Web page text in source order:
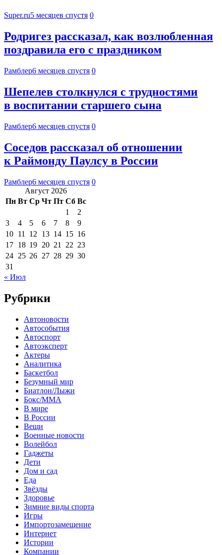
Super.ru5 месяцев спустя 0
Родригез рассказал, как возлюбленная
поздравила его с праздником
Рамблер6 месяцев спустя 0
Шепелев столкнулся с трудностями
в воспитании старшего сына
Рамблер6 месяцев спустя 0
Соседов рассказал об отношении
к Раймонду Паулсу в России
Рамблер6 месяцев спустя 0
Август 2026
Пн Вт Ср Чт Пт Сб Вс
1
2
3
4 5 6 7 8
9
10 11 12 13 14 15 16
17 18 19 20 21 22 23
24 25 26 27 28 29 30
31
« Июл
Рубрики
Автоновости
Автособытия
Автоспорт
Автоэксперт
Актеры
Аналитика
Баскетбол
Безумный мир
Биатлон/Лыжи
Бокс/MMA
В мире
В России
Вещи
Военные новости
Волейбол
Гаджеты
Дети
Дом и сад
Еда
Звёзды
Здоровье
Зимние виды спорта
Игры
Импортозамещение
Интернет
Истории
Компании